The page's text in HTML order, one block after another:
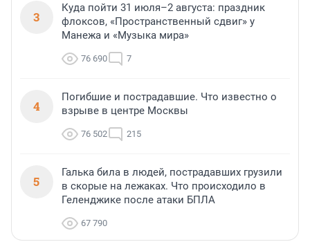
3
Куда пойти 31 июля–2 августа: праздник
флоксов, «Пространственный сдвиг» у
Манежа и «Музыка мира»
76 690 7
4
Погибшие и пострадавшие. Что известно о
взрыве в центре Москвы
76 502 215
5
Галька била в людей, пострадавших грузили
в скорые на лежаках. Что происходило в
Геленджике после атаки БПЛА
67 790